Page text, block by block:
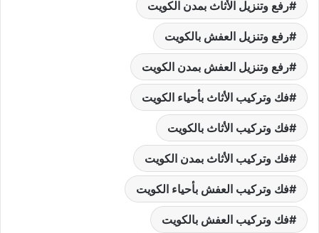
رفع وتنزيل الأثاث بمدن الكويت
رفع وتنزيل العفش بالكويت
رفع وتنزيل العفش بمدن الكويت
فك وتركيب الأثاث بأحياء الكويت
فك وتركيب الأثاث بالكويت
فك وتركيب الأثاث بمدن الكويت
فك وتركيب العفش بأحياء الكويت
فك وتركيب العفش بالكويت